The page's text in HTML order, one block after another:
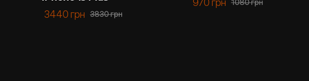
3830грн
3440 грн
1080грн
970 грн